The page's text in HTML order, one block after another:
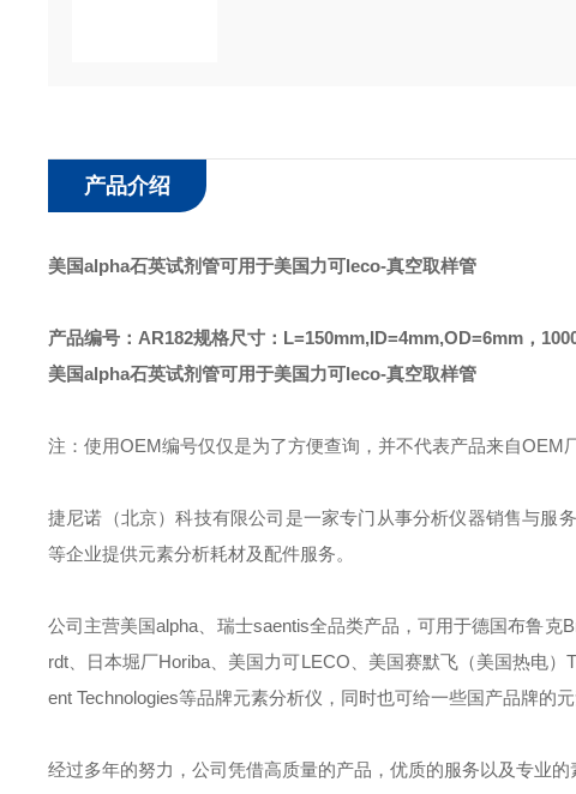
产品介绍
美国alpha石英试剂管可用于美国力可leco-真空取样管
产品编号：AR182规格尺寸：L=150mm,ID=4mm,OD=6mm，
美国alpha石英试剂管可用于美国力可leco-真空取样管
注：使用OEM编号仅仅是为了方便查询，并不代表产品来自OEM
捷尼诺（北京）科技有限公司是一家专门从事分析仪器销售与服
等企业提供元素分析耗材及配件服务。
公司主营美国alpha、瑞士saentis全品类产品，可用于德国布鲁
rdt、日本堀厂Horiba、美国力可LECO、美国赛默飞（美国热电
ent Technologies等品牌元素分析仪，同时也可给一些国产品牌的
经过多年的努力，公司凭借高质量的产品，优质的服务以及专业的